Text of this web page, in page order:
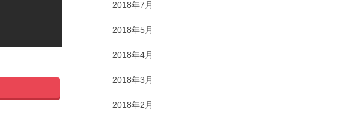
2018年7月
2018年5月
2018年4月
2018年3月
2018年2月